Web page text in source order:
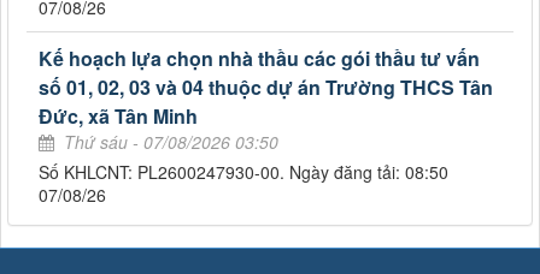
07/08/26
Kế hoạch lựa chọn nhà thầu các gói thầu tư vấn
số 01, 02, 03 và 04 thuộc dự án Trường THCS Tân
Đức, xã Tân Minh
Thứ sáu - 07/08/2026 03:50
Số KHLCNT: PL2600247930-00. Ngày đăng tải: 08:50
07/08/26